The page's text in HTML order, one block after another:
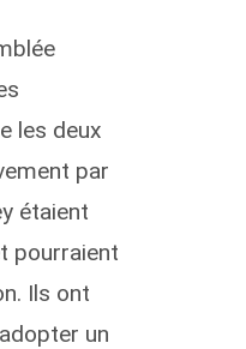
les deux
par
étaient
pourraient
Ils ont
un